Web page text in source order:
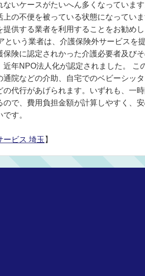
いケースがたいへん多くなっていま
の不便を被っている状態になってい
提供する業者を利用することをお勧め
という業者は、介護保険外サービスを
保険に認定されかった介護必要者及び
近年NPO法人化が認定されました。 こ
通院などの介助、自宅でのベビーシッ
代行があげられます。いずれも、一
で、費用負担金額が計算しやすく、
す。
ービス 埼玉 】